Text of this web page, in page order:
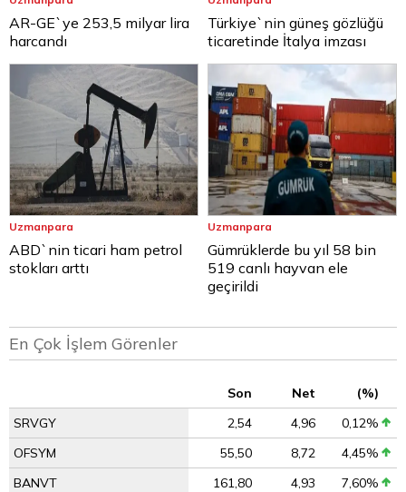
AR-GE`ye 253,5 milyar lira
harcandı
Türkiye`nin güneş gözlüğü
ticaretinde İtalya imzası
Uzmanpara
ABD`nin ticari ham petrol
stokları arttı
Uzmanpara
Gümrüklerde bu yıl 58 bin
519 canlı hayvan ele
geçirildi
En Çok İşlem Görenler
Son Net
(%)
SRVGY
2,54 4,96
0,12%
OFSYM
55,50 8,72
4,45%
BANVT
161,80 4,93
7,60%